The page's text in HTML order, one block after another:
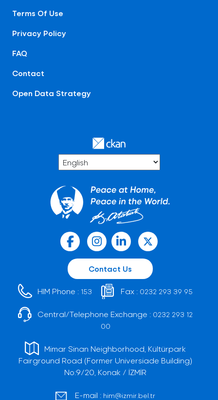
Terms Of Use
Privacy Policy
FAQ
Contact
Open Data Strategy
Contact Us
HIM Phone : 153 Fax : 0232 293 39 95
Central/Telephone Exchange : 0232 293 12
00
Mimar Sinan Neighborhood, Kültürpark
Fairground Road (Former Universiade Building)
No:9/20, Konak / İZMİR
E-mail : him@izmir.bel.tr